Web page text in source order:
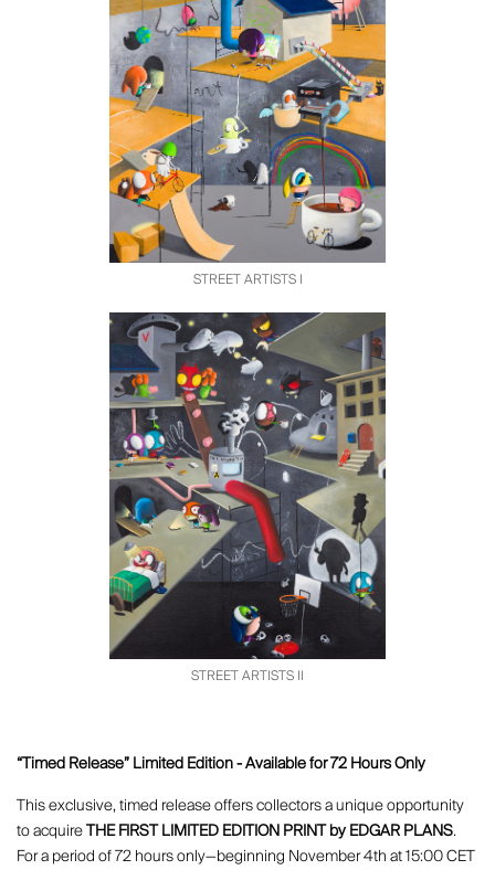
STREET ARTISTS I
STREET ARTISTS II
“Timed Release” Limited Edition - Available for 72 Hours Only
This exclusive, timed release offers collectors a unique opportunity
to acquireTHE FIRST LIMITED EDITION PRINT by EDGAR PLANS.
For a period of 72 hours only—beginning November 4th at 15:00 CET